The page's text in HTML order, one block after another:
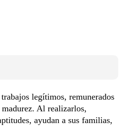
legítimos, remunerados
madurez. Al realizarlos,
ayudan a sus familias,